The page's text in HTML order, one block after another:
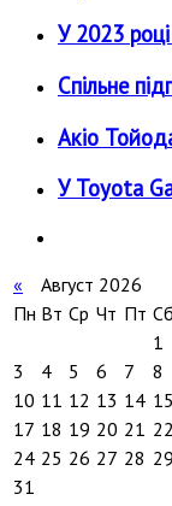
У 2023
Спільне
Акіо
У Toyota
« Август 2026
Пн Вт Ср Чт Пт Сб
1
3
4 5 6 7 8
10 11 12 13 14 15
17 18 19 20 21 22
24 25 26 27 28 29
31